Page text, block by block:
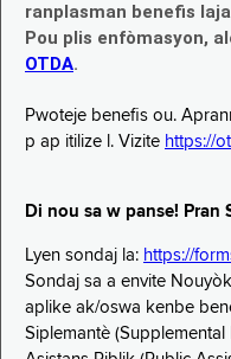
ranplasman benefis
Pou plis enfòmasyon,
OTDA.
Pwoteje benefis ou.
p ap itilize l. Vizite https://
Di nou sa w panse! Pran
Lyen sondaj la: https://
Sondaj sa a envite
aplike ak/oswa kenbe
Siplemantè